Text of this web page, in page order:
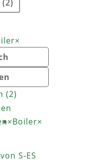
×
(2)
×Boiler×